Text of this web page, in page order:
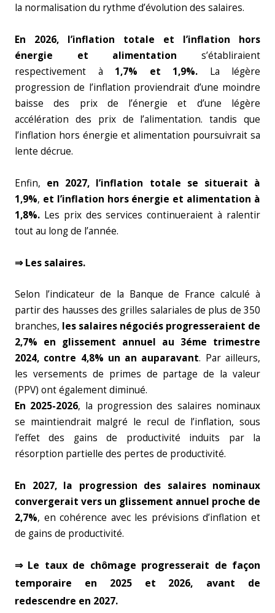
la normalisation du rythme d’évolution des salaires.
En 2026, l’inflation totale et l’inflation hors
énergie et alimentation s’établiraient
respectivement à 1,7% et 1,9%. La légère
progression de l’inflation proviendrait d’une moindre
baisse des prix de l’énergie et d’une légère
accélération des prix de l’alimentation. tandis que
l’inflation hors énergie et alimentation poursuivrait sa
lente décrue.
Enfin, en 2027, l’inflation totale se situerait à
1,9%, et l’inflation hors énergie et alimentation à
1,8%. Les prix des services continueraient à ralentir
tout au long de l’année.
⇒ Les salaires.
Selon l’indicateur de la Banque de France calculé à
partir des hausses des grilles salariales de plus de 350
branches, les salaires négociés progresseraient de
2,7% en glissement annuel au 3éme trimestre
2024, contre 4,8% un an auparavant. Par ailleurs,
les versements de primes de partage de la valeur
(PPV) ont également diminué.
En 2025-2026, la progression des salaires nominaux
se maintiendrait malgré le recul de l’inflation, sous
l’effet des gains de productivité induits par la
résorption partielle des pertes de productivité.
En 2027, la progression des salaires nominaux
convergerait vers un glissement annuel proche de
2,7%, en cohérence avec les prévisions d’inflation et
de gains de productivité.
⇒ Le taux de chômage progresserait de façon
temporaire en 2025 et 2026, avant de
redescendre en 2027.